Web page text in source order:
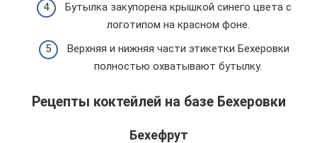
Бутылка закупорена крышкой синего цвета с
логотипом на красном фоне.
Верхняя и нижняя части этикетки Бехеровки
полностью охватывают бутылку.
Рецепты коктейлей на базе Бехеровки
Бехефрут